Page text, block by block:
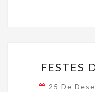
FESTES
25 De